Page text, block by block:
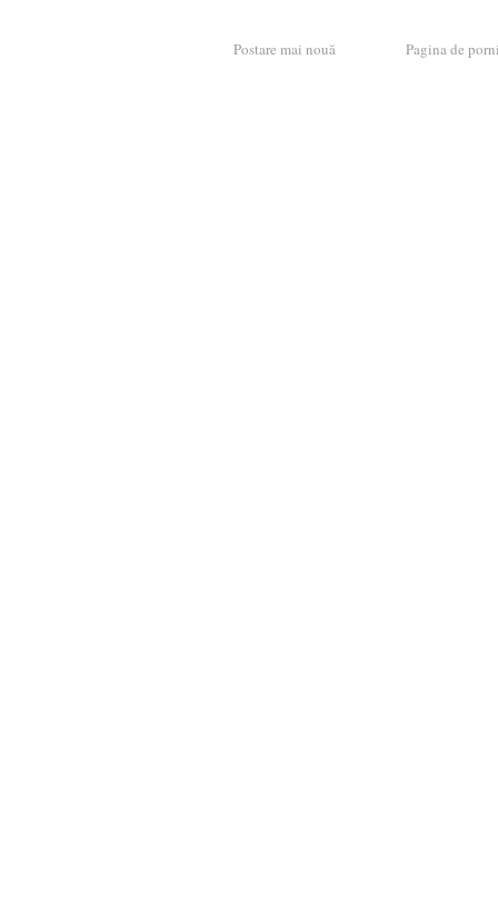
Postare mai nouă Pagina de